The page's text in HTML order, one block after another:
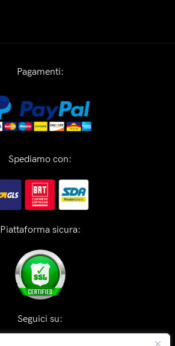
Pagamenti:
Spediamo con:
Piattaforma sicura:
Seguici su: